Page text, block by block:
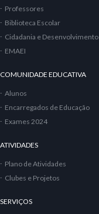
Professores
Biblioteca Escolar
Cidadania e Desenvolvimento
EMAEI
COMUNIDADE EDUCATIVA
Alunos
Encarregados de Educação
Exames 2024
ATIVIDADES
Plano de Atividades
Clubes e Projetos
SERVIÇOS